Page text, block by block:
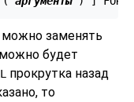
заменять
будет
прокрутка назад
то